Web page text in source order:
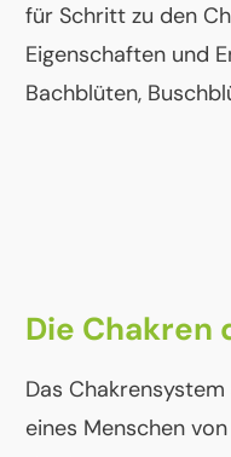
für Schritt zu den
Eigenschaften und
Bachblüten,
Die Chakren
Das
eines Menschen